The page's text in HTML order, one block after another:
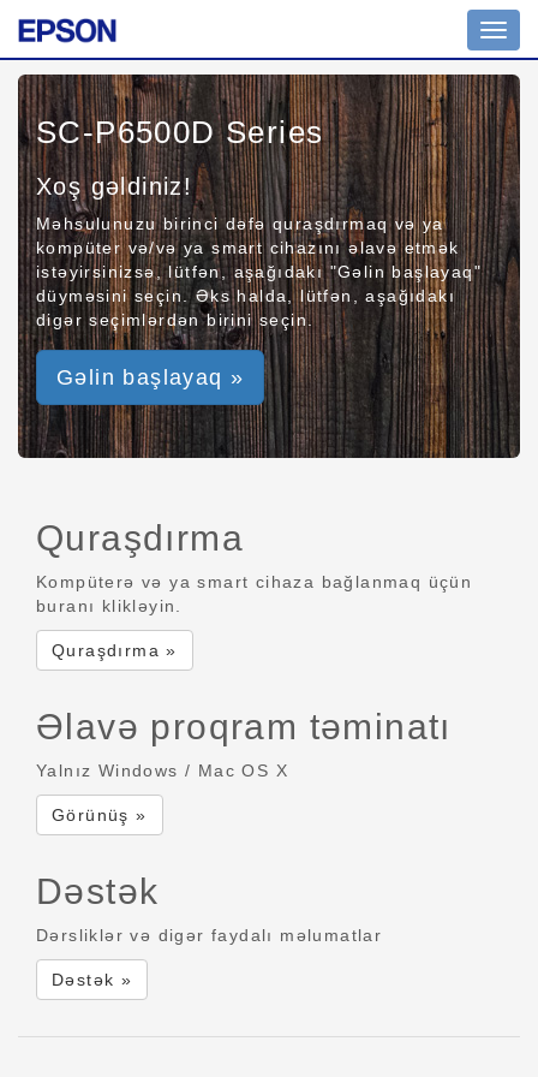
SC-P6500D Series
Xoş gəldiniz!
Məhsulunuzu birinci dəfə quraşdırmaq və ya
kompüter və/və ya smart cihazını əlavə etmək
istəyirsinizsə, lütfən, aşağıdakı "Gəlin başlayaq"
düyməsini seçin. Əks halda, lütfən, aşağıdakı
digər seçimlərdən birini seçin.
Gəlin başlayaq »
Quraşdırma
Kompüterə və ya smart cihaza bağlanmaq üçün
buranı klikləyin.
Quraşdırma »
Əlavə proqram təminatı
Yalnız Windows / Mac OS X
Görünüş »
Dəstək
Dərsliklər və digər faydalı məlumatlar
Dəstək »